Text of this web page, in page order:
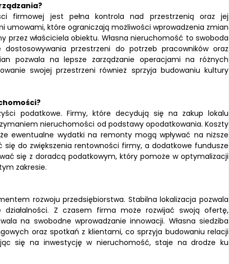
firmowej jest pełna kontrola nad przestrzenią oraz jej
które ograniczają możliwości wprowadzenia zmian
właściciela obiektu. Własna nieruchomość to swoboda
przestrzeni do potrzeb pracowników oraz
pozwala na lepsze zarządzanie operacjami na różnych
swojej przestrzeni również sprzyja budowaniu kultury
podatkowe. Firmy, które decydują się na zakup lokalu
nieruchomości od podstawy opodatkowania. Koszty
ewentualne wydatki na remonty mogą wpływać na niższe
do zwiększenia rentowności firmy, a dodatkowe fundusze
się z doradcą podatkowym, który pomoże w optymalizacji
zakresie.
rozwoju przedsiębiorstwa. Stabilna lokalizacja pozwala
działalności. Z czasem firma może rozwijać swoją ofertę,
na swobodne wprowadzanie innowacji. Własna siedziba
oraz spotkań z klientami, co sprzyja budowaniu relacji
się na inwestycję w nieruchomość, staje na drodze ku